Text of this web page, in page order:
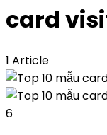
card
1 Article
6